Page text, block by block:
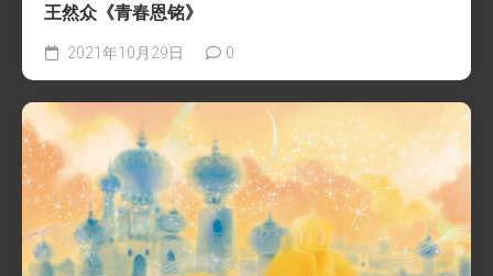
王然众《青春恩铭》
2021年10月29日 0